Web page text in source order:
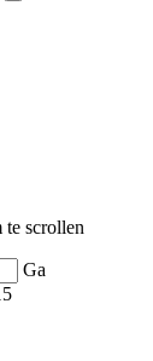
scrollen
Ga